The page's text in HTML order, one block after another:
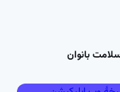
بانوان